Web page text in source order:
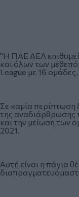
"Η ΠΑΕ ΑΕΛ
και όλων των
League με 16 ομάδες.
Σε καμία περίπτωση
της αναδιάρθρωσης
και την μείωση των
2021.
Αυτή είναι η πάγια